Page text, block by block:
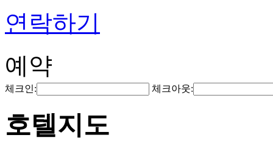
연락하기
예약
체크인: 체크아웃:
호텔지도